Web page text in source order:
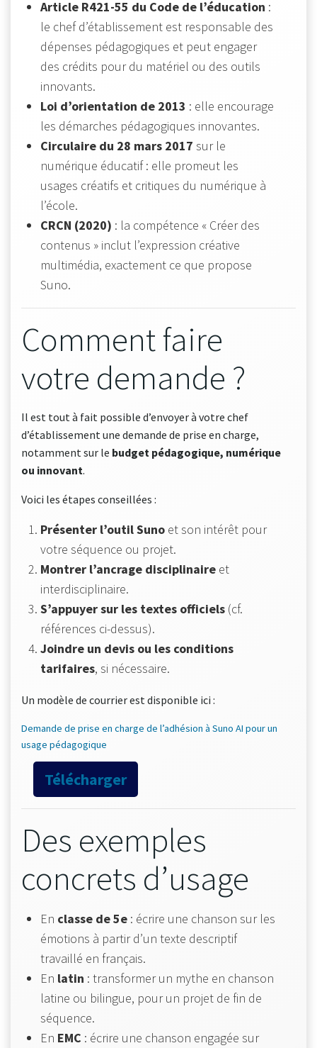
Article R421-55 du Code de l’éducation :
le chef d’établissement est responsable des
dépenses pédagogiques et peut engager
des crédits pour du matériel ou des outils
innovants.
Loi d’orientation de 2013 : elle encourage
les démarches pédagogiques innovantes.
Circulaire du 28 mars 2017 sur le
numérique éducatif : elle promeut les
usages créatifs et critiques du numérique à
l’école.
CRCN (2020) : la compétence « Créer des
contenus » inclut l’expression créative
multimédia, exactement ce que propose
Suno.
Comment faire
votre demande ?
Il est tout à fait possible d’envoyer à votre chef
d’établissement une demande de prise en charge,
notamment sur le budget pédagogique, numérique
ou innovant.
Voici les étapes conseillées :
Présenter l’outil Suno et son intérêt pour
votre séquence ou projet.
Montrer l’ancrage disciplinaire et
interdisciplinaire.
S’appuyer sur les textes officiels (cf.
références ci-dessus).
Joindre un devis ou les conditions
tarifaires, si nécessaire.
Un modèle de courrier est disponible ici :
Demande de prise en charge de l’adhésion à Suno AI pour un
usage pédagogique
Télécharger
Des exemples
concrets d’usage
En classe de 5e : écrire une chanson sur les
émotions à partir d’un texte descriptif
travaillé en français.
En latin : transformer un mythe en chanson
latine ou bilingue, pour un projet de fin de
séquence.
En EMC : écrire une chanson engagée sur